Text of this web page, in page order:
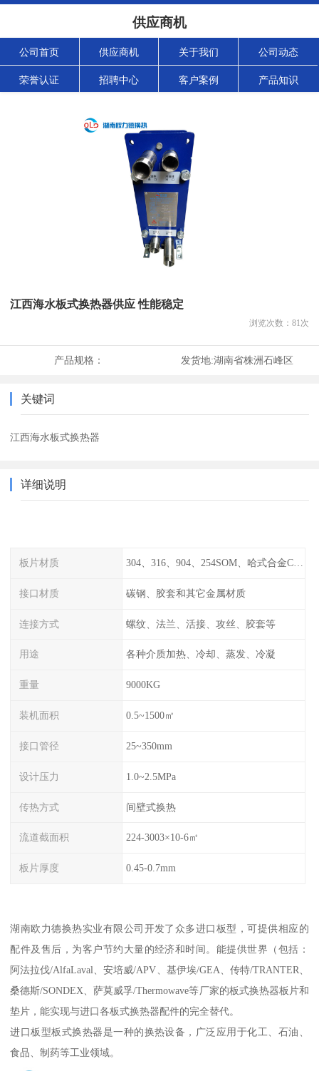
供应商机
公司首页 供应商机 关于我们 公司动态
荣誉认证 招聘中心 客户案例 产品知识
江西海水板式换热器供应 性能稳定
浏览次数： 81次
产品规格： 发货地:湖南省株洲石峰区
关键词
江西海水板式换热器
详细说明
板片材质 304、316、904、254SOM、哈式合金C-276、TA1等
接口材质 碳钢、胶套和其它金属材质
连接方式 螺纹、法兰、活接、攻丝、胶套等
用途 各种介质加热、冷却、蒸发、冷凝
重量 9000KG
装机面积 0.5~1500㎡
接口管径 25~350mm
设计压力 1.0~2.5MPa
传热方式 间壁式换热
流道截面积 224-3003×10-6㎡
板片厚度 0.45-0.7mm
湖南欧力德换热实业有限公司开发了众多进口板型，可提供相应的
配件及售后，为客户节约大量的经济和时间。能提供世界（包括：
阿法拉伐/AlfaLaval、安培威/APV、基伊埃/GEA、传特/TRANTER、
桑德斯/SONDEX、萨莫威孚/Thermowave等厂家的板式换热器板片和
垫片，能实现与进口各板式换热器配件的完全替代。
进口板型板式换热器是一种的换热设备，广泛应用于化工、石油、
食品、制药等工业领域。